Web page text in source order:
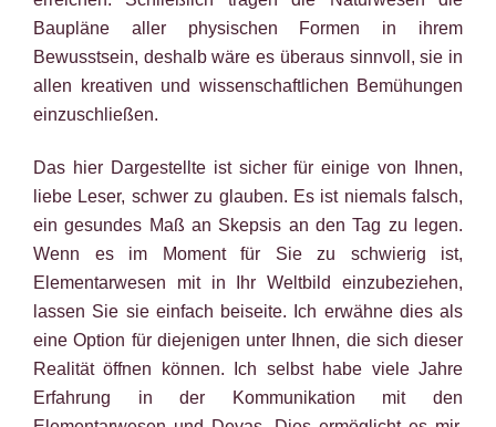
Baupläne aller physischen Formen in ihrem
Bewusstsein, deshalb wäre es überaus sinnvoll, sie in
allen kreativen und wissenschaftlichen Bemühungen
einzuschließen.
Das hier Dargestellte ist sicher für einige von Ihnen,
liebe Leser, schwer zu glauben. Es ist niemals falsch,
ein gesundes Maß an Skepsis an den Tag zu legen.
Wenn es im Moment für Sie zu schwierig ist,
Elementarwesen mit in Ihr Weltbild einzubeziehen,
lassen Sie sie einfach beiseite. Ich erwähne dies als
eine Option für diejenigen unter Ihnen, die sich dieser
Realität öffnen können. Ich selbst habe viele Jahre
Erfahrung in der Kommunikation mit den